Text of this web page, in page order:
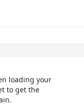
loading your
to get the